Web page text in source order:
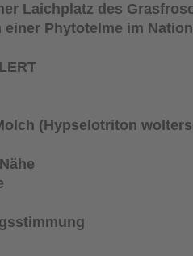
Laichplatz des
einer Phytotelme im
(Hypselotriton